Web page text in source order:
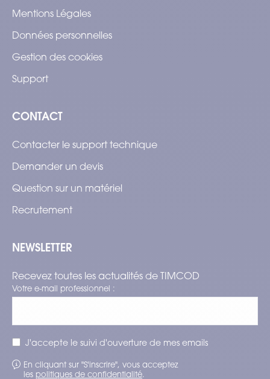
Mentions Légales
Données personnelles
Gestion des cookies
Support
CONTACT
Contacter le support technique
Demander un devis
Question sur un matériel
Recrutement
NEWSLETTER
Recevez toutes les actualités de TIMCOD
Votre e-mail professionnel :
J'accepte le suivi d'ouverture de mes emails
En cliquant sur "S'inscrire", vous acceptez
les politiques de confidentialité.